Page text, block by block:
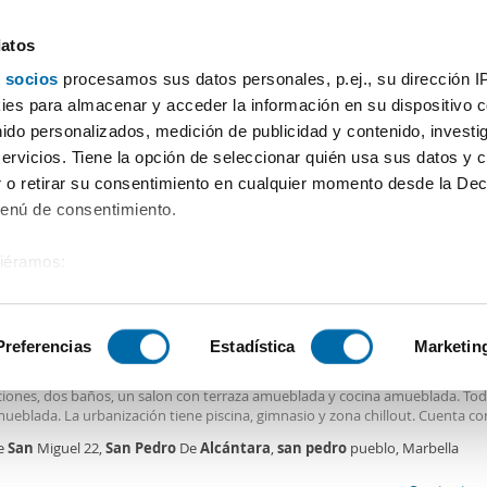
socios procesamos sus datos personales, p.ej., su dirección
para almacenar y acceder la información en su dispositivo
personalizados, medición de publicidad y contenido,
Tiene la opción de seleccionar quién usa sus datos y
retirar su consentimiento en cualquier momento desde la
de consentimiento.
analizándolo activamente para buscar características
cómo se procesan sus datos personales y establezca
de datos. Puede cambiar o retirar su consentimiento en
Estadística
Habitaciones Más filtros - 2
San Pedro De Alcántara Marbella
piso amueblado San pedro de alcántara
dos baños, un salon con terraza amueblada y cocina amueblada.
La urbanización tiene piscina, gimnasio y zona chillout. Cuenta
5 minutos juntoi con el Corte Ingles, colegios peluquerias y restaurantes
San Miguel 22,San Pedro DeAlcántara,san pedro pueblo, Marbella